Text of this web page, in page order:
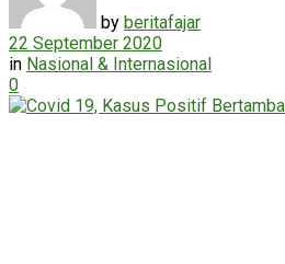
by beritafajar
22 September 2020
in Nasional & Internasional
0